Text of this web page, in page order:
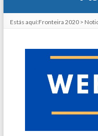
Estás aquí:Fronteira 2020>